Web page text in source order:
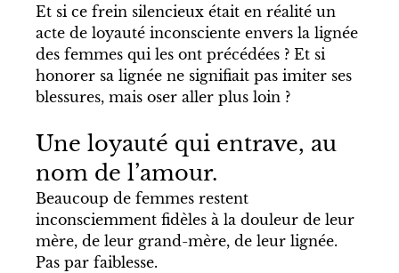
Et si ce frein silencieux était en réalité un
acte de loyauté inconsciente envers la lignée
des femmes qui les ont précédées ? Et si
honorer sa lignée ne signifiait pas imiter ses
blessures, mais oser aller plus loin ?
Une loyauté qui entrave, au
nom de l’amour.
Beaucoup de femmes restent
inconsciemment fidèles à la douleur de leur
mère, de leur grand-mère, de leur lignée.
Pas par faiblesse.